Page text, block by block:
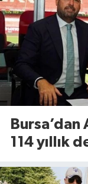
Bursa’dan
114 yıllık